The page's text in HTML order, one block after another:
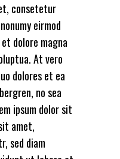
consetetur
eirmod
dolore magna
At vero
dolores et ea
no sea
ipsum dolor sit
amet,
sed diam